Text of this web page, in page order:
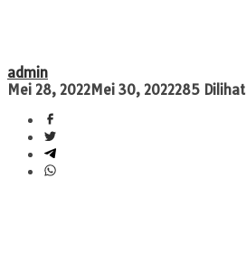
admin
Mei 28, 2022Mei 30, 2022285 Dilihat